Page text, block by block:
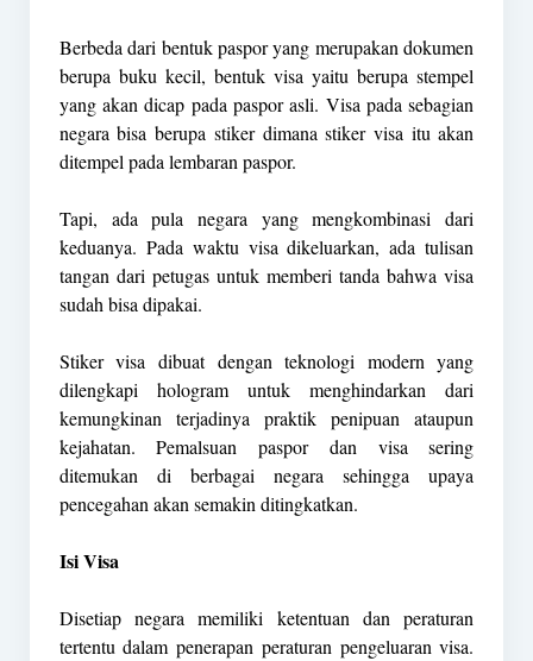
Berbeda dari bentuk paspor yang merupakan dokumen
berupa buku kecil, bentuk visa yaitu berupa stempel
yang akan dicap pada paspor asli. Visa pada sebagian
negara bisa berupa stiker dimana stiker visa itu akan
ditempel pada lembaran paspor.
Tapi, ada pula negara yang mengkombinasi dari
keduanya. Pada waktu visa dikeluarkan, ada tulisan
tangan dari petugas untuk memberi tanda bahwa visa
sudah bisa dipakai.
Stiker visa dibuat dengan teknologi modern yang
dilengkapi hologram untuk menghindarkan dari
kemungkinan terjadinya praktik penipuan ataupun
kejahatan. Pemalsuan paspor dan visa sering
ditemukan di berbagai negara sehingga upaya
pencegahan akan semakin ditingkatkan.
Isi Visa
Disetiap negara memiliki ketentuan dan peraturan
tertentu dalam penerapan peraturan pengeluaran visa.